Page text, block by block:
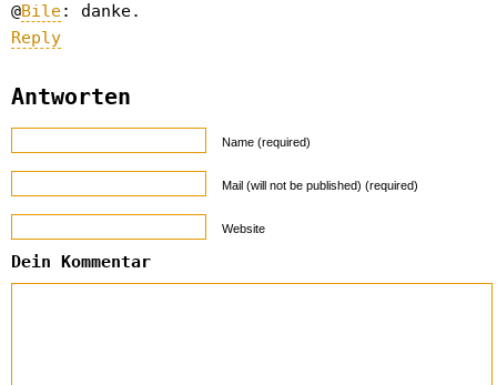
@Bile: danke.
Reply
Antworten
Name (required)
Mail (will not be published) (required)
Website
Dein Kommentar